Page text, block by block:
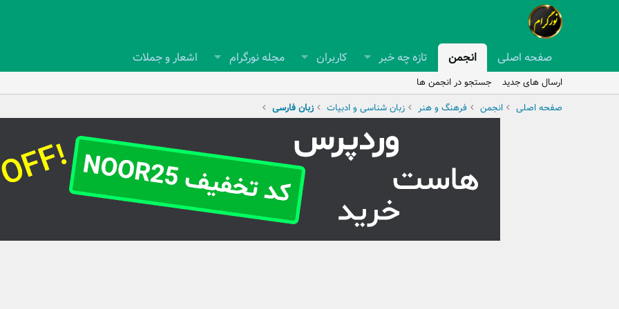
صفحه اصلی انجمن تازه چه خبر کاربران مجله نورگرام اشعار و جملات
ارسال های جدید
جستجو در انجمن ها
صفحه اصلی
انجمن فرهنگ و هنر زبان شناسی و ادبیات زبان فارسی